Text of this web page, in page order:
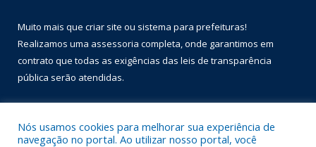
Muito mais que criar site ou sistema para prefeituras!
Realizamos uma assessoria completa, onde garantimos em
contrato que todas as exigências das leis de transparência
pública serão atendidas.
Nós usamos cookies para melhorar sua experiência de
navegação no portal. Ao utilizar nosso portal, você